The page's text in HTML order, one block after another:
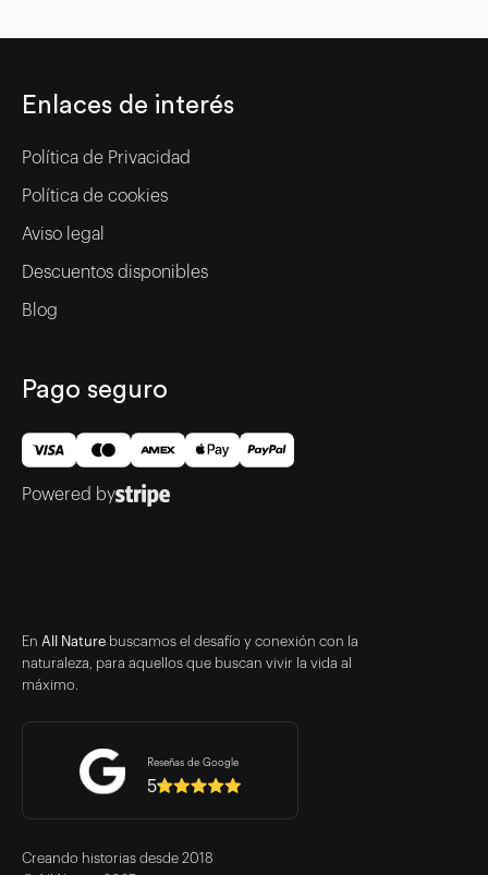
En All Nature buscamos el desafío y conexión con la
naturaleza, para aquellos que buscan vivir la vida al
máximo.
Reseñas de Google
5
Creando historias desde 2018
Enlaces de interés
Política de Privacidad
Política de cookies
Aviso legal
Descuentos disponibles
Blog
Pago seguro
Powered by